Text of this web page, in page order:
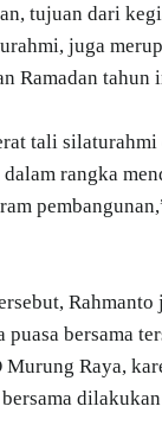
tujuan dari
juga
Ramadan tahun
tali silaturahmi
rangka
bersama
Raya,